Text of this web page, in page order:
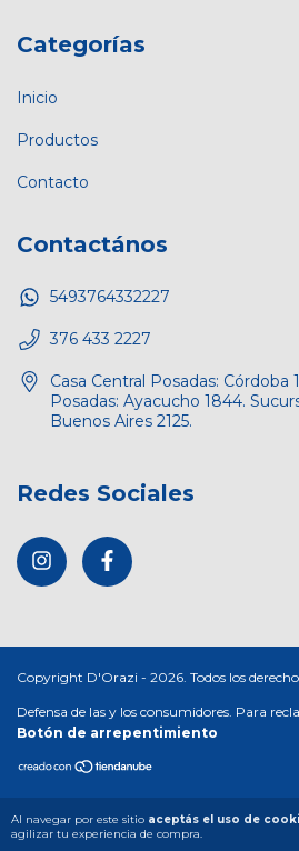
Al navegar por este sitio aceptás el uso de
agilizar tu experiencia de compra.
Categorías
Inicio
Productos
Contacto
Contactános
5493764332227
376 433 2227
Casa Central Posadas: Córdoba
Posadas: Ayacucho 1844.
Buenos Aires 2125.
Redes Sociales
Copyright D'Orazi - 2026. Todos los
Defensa de las y los consumidores. Para
Botón de arrepentimiento